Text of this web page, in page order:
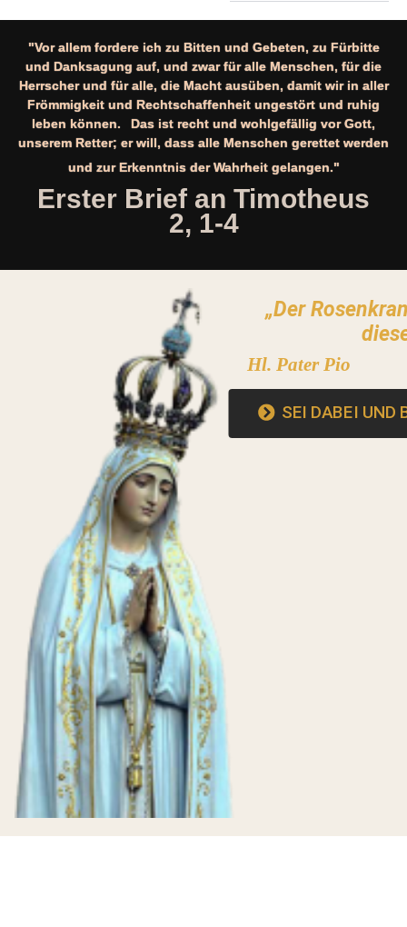
"Vor allem fordere ich zu Bitten und Gebeten, zu Fürbitte
und Danksagung auf, und zwar für alle Menschen, für die
Herrscher und für alle, die Macht ausüben, damit wir in aller
Frömmigkeit und Rechtschaffenheit ungestört und ruhig
leben können. Das ist recht und wohlgefällig vor Gott,
unserem Retter; er will, dass alle Menschen gerettet werden
und zur Erkenntnis der Wahrheit gelangen."
Erster Brief an Timotheus
2, 1-4
„Der
Hl. Pater Pio
SEI DABEI UND